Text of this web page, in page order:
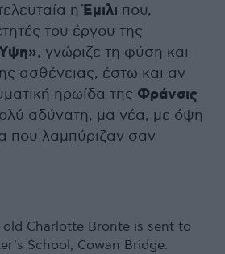
ηΈμιλι που,
του έργου της
, γνώριζε τη φύση και
ασθένειας, έστω και αν
ηρωίδα της Φράνσις
αδύνατη, μα νέα, με όψη
που λαμπύριζαν σαν
old Charlotte Bronte is sent to
School, Cowan Bridge.